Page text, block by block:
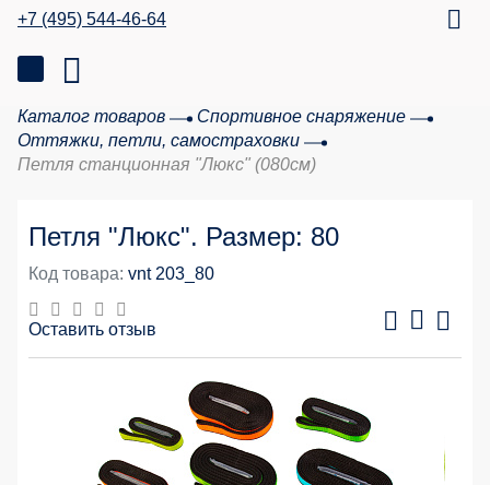
+7 (495) 544-46-64
Каталог товаров
Спортивное снаряжение
Оттяжки, петли, самостраховки
Петля станционная "Люкс" (080см)
Петля "Люкс". Размер: 80
Код товара: vnt 203_80
Оставить отзыв